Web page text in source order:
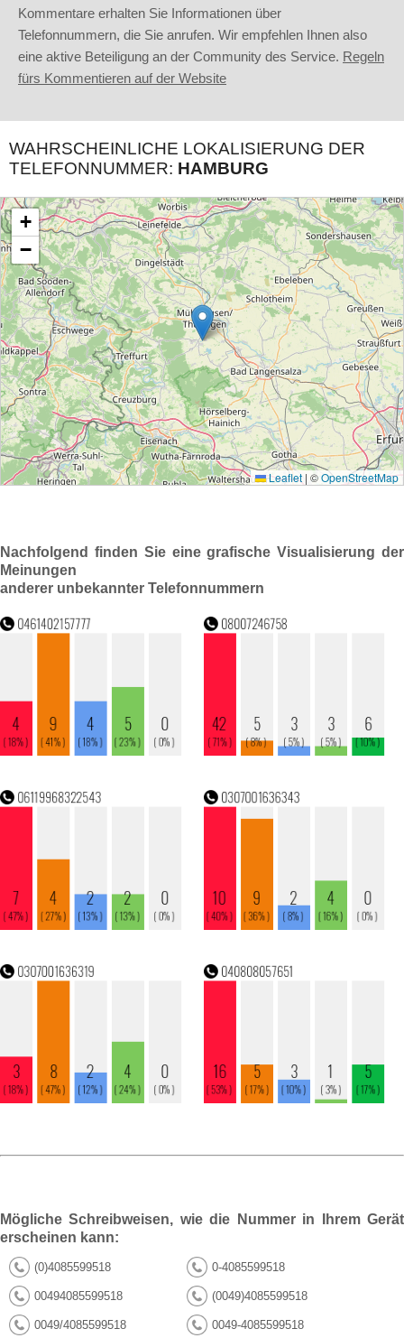
Kommentare erhalten Sie Informationen über
Telefonnummern, die Sie anrufen. Wir empfehlen Ihnen also
eine aktive Beteiligung an der Community des Service. Regeln
fürs Kommentieren auf der Website
WAHRSCHEINLICHE LOKALISIERUNG DER
TELEFONNUMMER: HAMBURG
Nachfolgend finden Sie eine grafische Visualisierung der
Meinungen
anderer unbekannter Telefonnummern
Mögliche Schreibweisen, wie die Nummer in Ihrem Gerät
erscheinen kann:
(0)4085599518 0-4085599518
00494085599518 (0049)4085599518
0049/4085599518 0049-4085599518